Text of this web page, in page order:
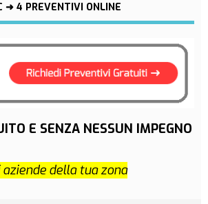
➜ 4 PREVENTIVI ONLINE
E SENZA NESSUN IMPEGNO
della tua zona